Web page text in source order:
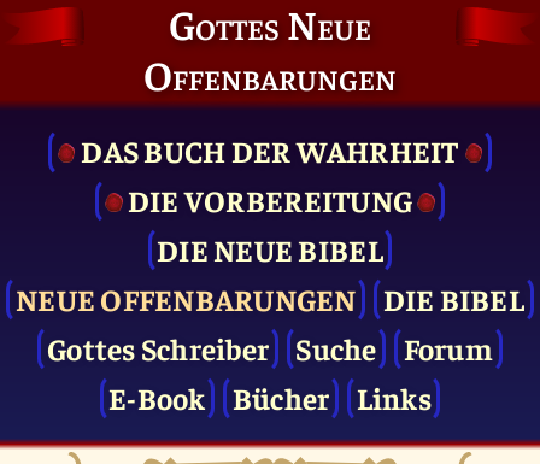
Gottes Neue
Offenbarungen
DAS BUCH DER WAHRHEIT
DIE VOR­BEREITUNG
DIE NEUE BIBEL
NEUE OFFENBARUNGEN
DIE BIBEL
Gottes Schreiber
Suche
Forum
E-Book
Bücher Links